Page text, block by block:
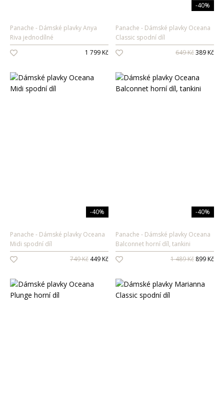
Panache
Dámské plavky Anya
Riva jednodílné
1 799 Kč
-40%
Panache
Dámské plavky Oceana
Classic spodní díl
649 Kč389 Kč
-40%
Panache
Dámské plavky Oceana
Midi spodní díl
749 Kč 449 Kč
-40%
Panache
Dámské plavky Oceana
Balconnet horní díl, tankini
1 489 Kč 899 Kč